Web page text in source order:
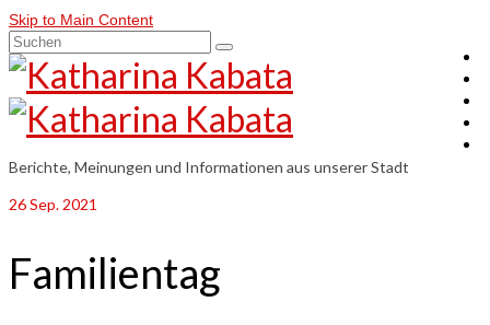
Skip to Main Content
Suchen
nach:
Berichte, Meinungen und Informationen aus unserer Stadt
26Sep. 2021
Familientag